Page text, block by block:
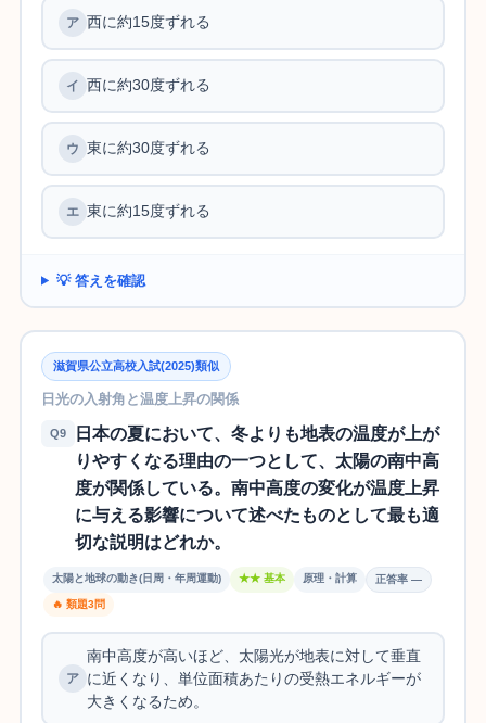
西に約15度ずれる
西に約30度ずれる
東に約30度ずれる
東に約15度ずれる
💡 答えを確認
滋賀県公立高校入試(2025)類似
日光の入射角と温度上昇の関係
Q9
日本の夏において、冬よりも地表の温度が上が
りやすくなる理由の一つとして、太陽の南中高
度が関係している。南中高度の変化が温度上昇
に与える影響について述べたものとして最も適
切な説明はどれか。
太陽と地球の動き(日周・年周運動) ★★ 基本 原理・計算 正答率 —
🔥 類題3問
南中高度が高いほど、太陽光が地表に対して垂直
に近くなり、単位面積あたりの受熱エネルギーが
大きくなるため。